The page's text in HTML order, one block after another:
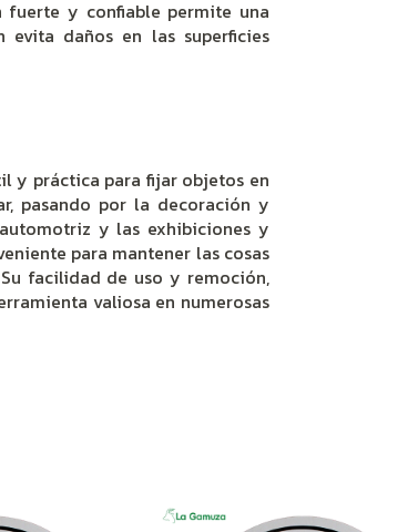
fuerte y confiable permite una
daños en las superficies
y práctica para fijar objetos en
pasando por la decoración y
y las exhibiciones y
para mantener las cosas
facilidad de uso y remoción,
valiosa en numerosas